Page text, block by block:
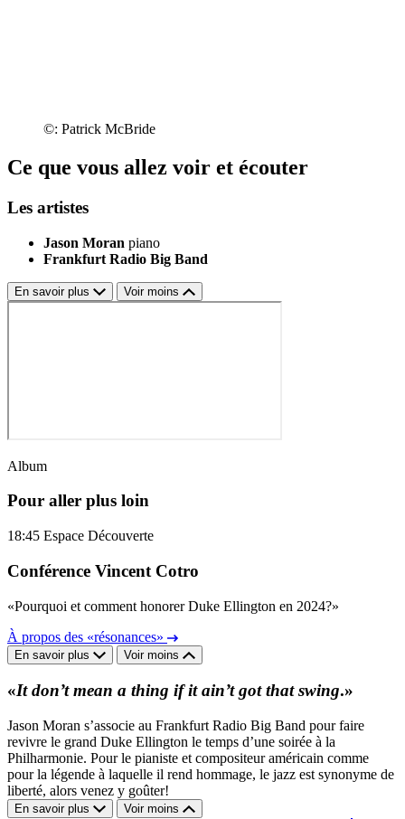
©: Patrick McBride
Ce que vous allez voir et écouter
Les artistes
Jason Moran piano
Frankfurt Radio Big Band
En savoir plus Voir moins
Album
Pour aller plus loin
18:45 Espace Découverte
Conférence Vincent Cotro
«Pourquoi et comment honorer Duke Ellington en 2024?»
À propos des «résonances»
En savoir plus Voir moins
«It don’t mean a thing if it ain’t got that swing.»
Jason Moran s’associe au Frankfurt Radio Big Band pour faire
revivre le grand Duke Ellington le temps d’une soirée à la
Philharmonie. Pour le pianiste et compositeur américain comme
pour la légende à laquelle il rend hommage, le jazz est synonyme de
liberté, alors venez y goûter!
En savoir plus Voir moins